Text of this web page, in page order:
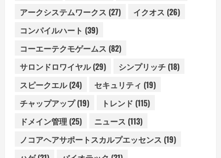
アークシステムワークス (27) イクオス (26)
コンパイルハート (39)
コーエーテクモゲームス (82)
サロンドロワイヤル(29) シンプリッチ (18)
スピークエル(24) セキュリティ (19)
チャップアップ(19) トレンド (115)
ドメイン管理 (25) ニュース (113)
ノコアヘアサポートスカルプエッセンス (19)